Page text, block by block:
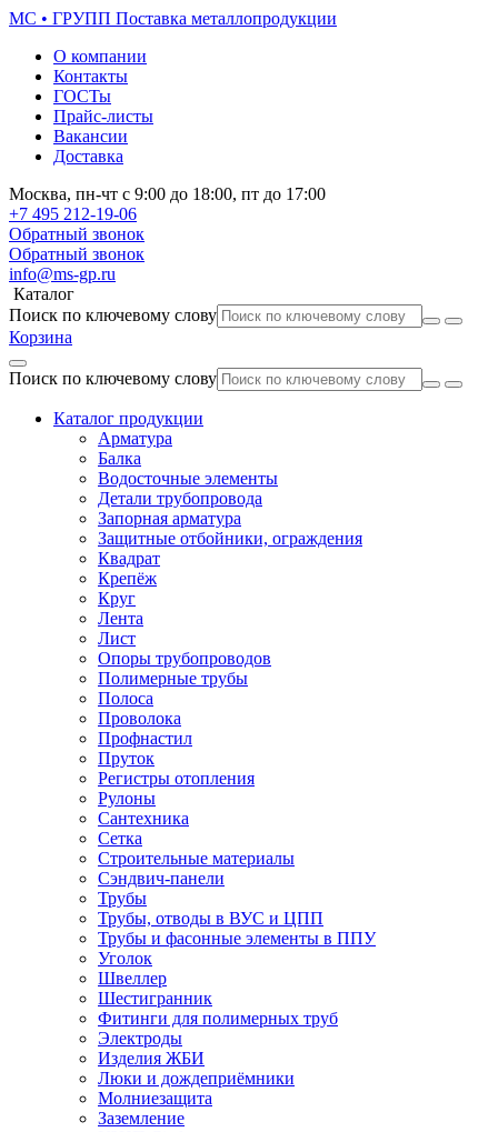
МС • ГРУПП Поставка металлопродукции
О компании
Контакты
ГОСТы
Прайс-листы
Вакансии
Доставка
Москва, пн-чт с 9:00 до 18:00, пт до 17:00
+7 495 212-19-06
Обратный звонок
Обратный звонок
info@ms-gp.ru
Каталог
Поиск по ключевому слову
Корзина
Поиск по ключевому слову
Каталог продукции
Арматура
Балка
Водосточные элементы
Детали трубопровода
Запорная арматура
Защитные отбойники, ограждения
Квадрат
Крепёж
Круг
Лента
Лист
Опоры трубопроводов
Полимерные трубы
Полоса
Проволока
Профнастил
Пруток
Регистры отопления
Рулоны
Сантехника
Сетка
Строительные материалы
Сэндвич-панели
Трубы
Трубы, отводы в ВУС и ЦПП
Трубы и фасонные элементы в ППУ
Уголок
Швеллер
Шестигранник
Фитинги для полимерных труб
Электроды
Изделия ЖБИ
Люки и дождеприёмники
Молниезащита
Заземление